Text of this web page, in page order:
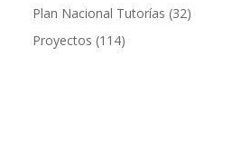
Plan Nacional Tutorías (32)
Proyectos (114)